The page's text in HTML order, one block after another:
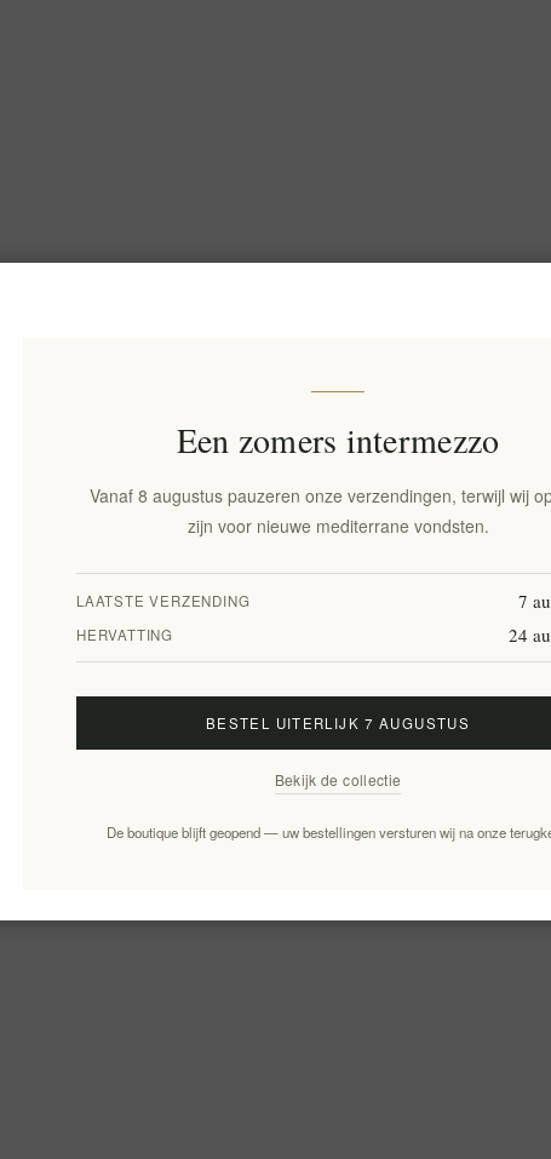
Een zomers intermezzo
Vanaf 8 augustus pauzeren onze verzendingen, terwijl wij
zijn voor nieuwe mediterrane vondsten.
LAATSTE VERZENDING 7
HERVATTING 24
BESTEL UITERLIJK 7 AUGUSTUS
Bekijk de collectie
De boutique blijft geopend — uw bestellingen versturen wij na onze